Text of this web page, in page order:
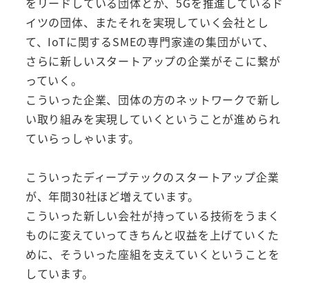
イツの団体、またそれを実現していく会社とし
て、IoTに関するSMEの専門家達の集団がいて、
さらに新しいスタートアップの企業がそこに繋が
っていく。
こういった企業、団体の方のネットワークで新し
い取り組みを実現していくということが進められ
ていらっしゃいます。
こういったディープテックのスタートアップ企業
が、年間30社ほど増えています。
こういった新しい会社が持っている技術をうまく
ものに変えていってきちんと収益を上げていくた
めに、そういった座組を支えていくということを
しています。